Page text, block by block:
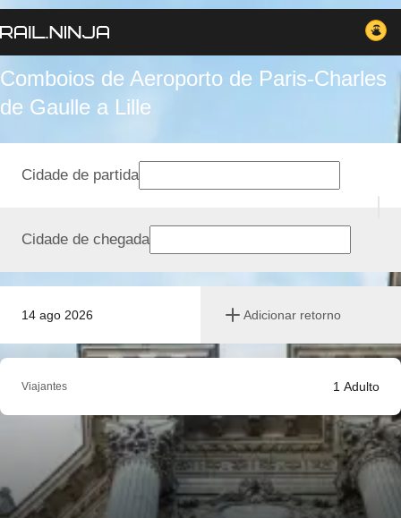
Comboios de Aeroporto de Paris-Charles
de Gaulle a Lille
14 ago 2026 Adicionar retorno
Cidade de partida
Cidade de chegada
Viajantes 1 Adulto